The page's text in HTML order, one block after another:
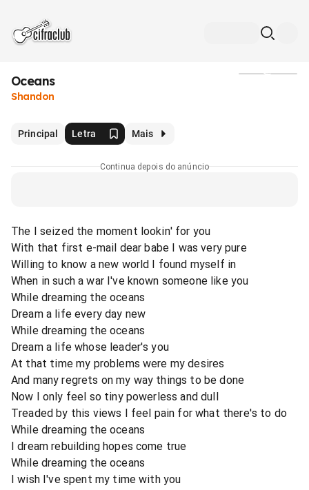
Oceans
Shandon
Principal Letra Mais
Continua depois do anúncio
The I seized the moment lookin' for you
With that first e-mail dear babe I was very pure
Willing to know a new world I found myself in
When in such a war I've known someone like you
While dreaming the oceans
Dream a life every day new
While dreaming the oceans
Dream a life whose leader's you
At that time my problems were my desires
And many regrets on my way things to be done
Now I only feel so tiny powerless and dull
Treaded by this views I feel pain for what there's to do
While dreaming the oceans
I dream rebuilding hopes come true
While dreaming the oceans
I wish I've spent my time with you